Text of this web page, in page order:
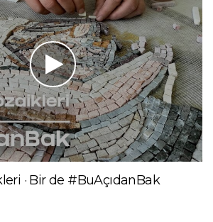
· Bir de #BuAçıdanBak